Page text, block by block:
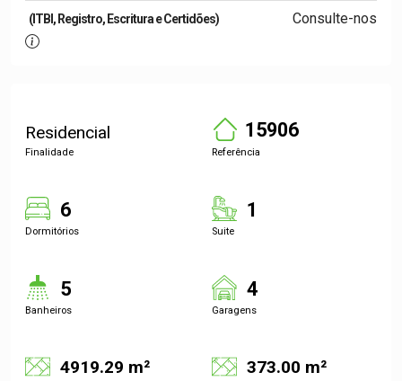
(ITBI, Registro, Escritura e Certidões) Consulte-nos
Residencial
Finalidade
15906
Referência
6
Dormitórios
1
Suite
5
Banheiros
4
Garagens
4919.29 m² 373.00 m²